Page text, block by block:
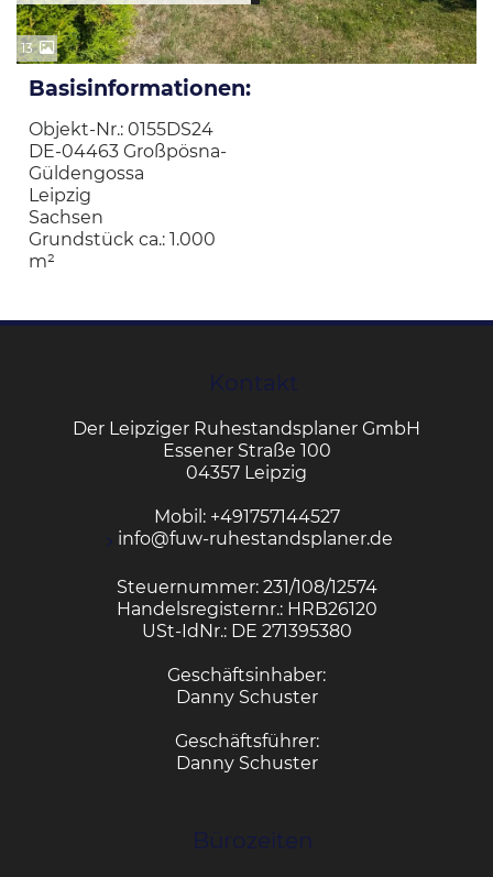
13
Basisinformationen:
Objekt-Nr.: 0155DS24
DE-04463 Großpösna-
Güldengossa
Leipzig
Sachsen
Grundstück ca.: 1.000
m²
Kontakt
Der Leipziger Ruhestandsplaner GmbH
Essener Straße 100
04357 Leipzig
Mobil: +491757144527
info@fuw-ruhestandsplaner.de
Steuernummer: 231/108/12574
Handelsregisternr.: HRB26120
USt-IdNr.: DE 271395380
Geschäftsinhaber:
Danny Schuster
Geschäftsführer:
Danny Schuster
Bürozeiten